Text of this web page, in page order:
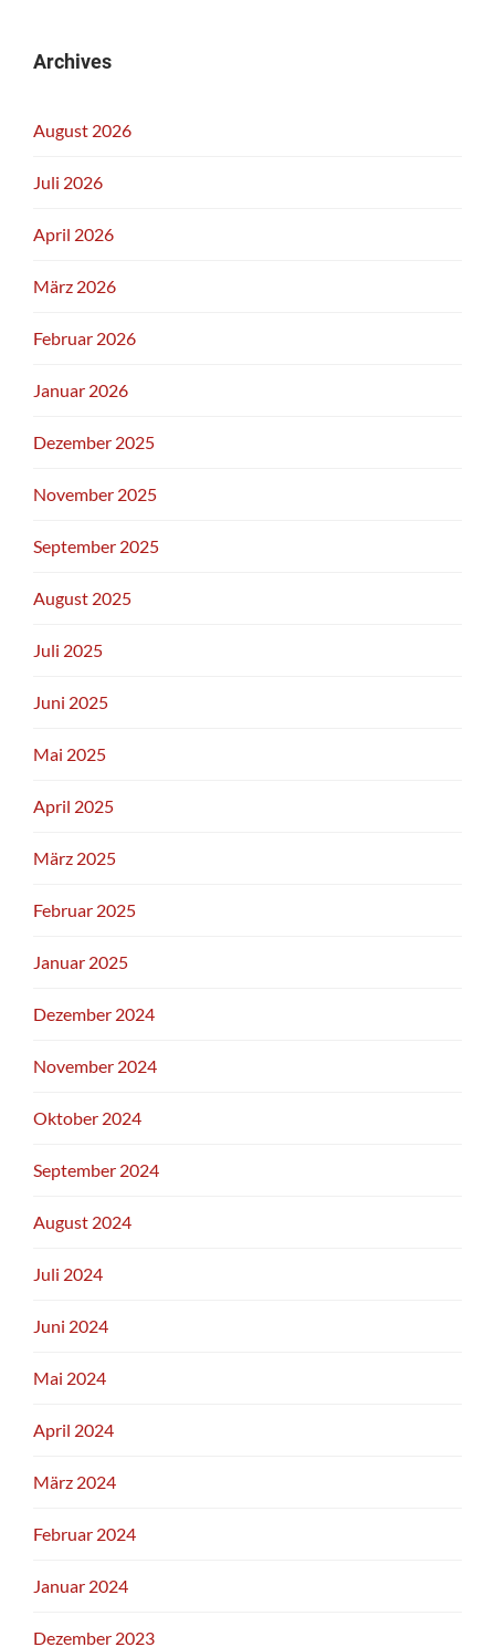
Archives
August 2026
Juli 2026
April 2026
März 2026
Februar 2026
Januar 2026
Dezember 2025
November 2025
September 2025
August 2025
Juli 2025
Juni 2025
Mai 2025
April 2025
März 2025
Februar 2025
Januar 2025
Dezember 2024
November 2024
Oktober 2024
September 2024
August 2024
Juli 2024
Juni 2024
Mai 2024
April 2024
März 2024
Februar 2024
Januar 2024
Dezember 2023